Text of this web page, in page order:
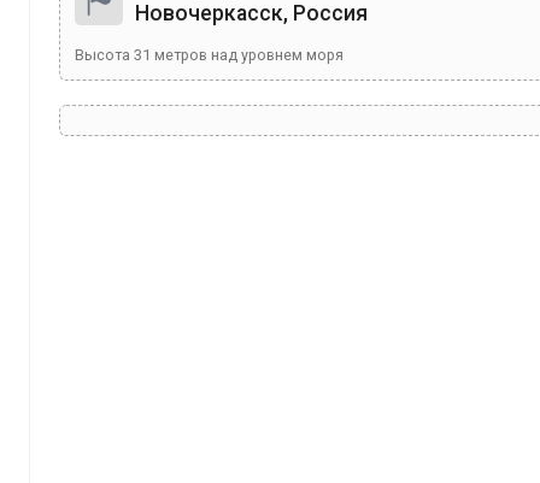
Новочеркасск, Россия
Высота 31 метров над уровнем моря